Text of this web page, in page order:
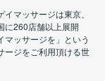
マッサージは東京、
に260店舗以上展開
ッサージを」という
ージをご利用頂ける世